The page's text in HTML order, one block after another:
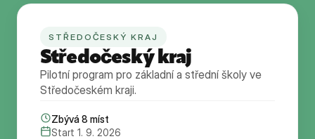
STŘEDOČESKÝ KRAJ
Středočeský kraj
Pilotní program pro základní a střední školy ve
Středočeském kraji.
Zbývá8 míst
Start 1. 9. 2026